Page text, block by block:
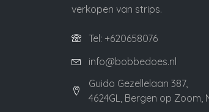
verkopen van strips.
Tel: +620658076
info@bobbedoes.nl
Guido Gezellelaan 387,
4624GL, Bergen op Zoom,